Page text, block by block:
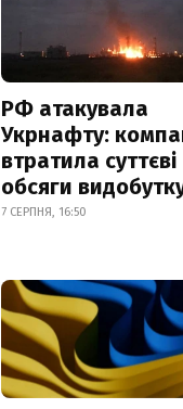
РФ атакувала
Укрнафту:
втратила суттєві
обсяги
7 СЕРПНЯ, 16:50